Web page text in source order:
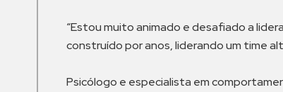
“Estou muito animado e desafiado a
construído por anos, liderando um time
Psicólogo e especialista em